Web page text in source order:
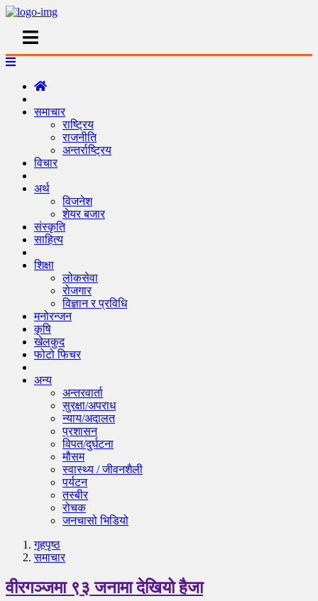
समाचार
राष्ट्रिय
राजनीति
अन्तर्राष्ट्रिय
विचार
अर्थ
विजनेश
शेयर बजार
संस्कृति
साहित्य
शिक्षा
लोकसेवा
रोजगार
विज्ञान र प्रविधि
मनोरन्जन
कृषि
खेलकुद
फोटो फिचर
अन्य
अन्तरवार्ता
सुरक्षा/अपराध
न्याय/अदालत
प्रशासन
विपत/दुर्घटना
मौसम
स्वास्थ्य / जीवनशैली
पर्यटन
तस्बीर
रोचक
जनचासो भिडियो
गृहपृष्‍ठ
समाचार
वीरगञ्जमा ९३ जनामा देखियो हैजा